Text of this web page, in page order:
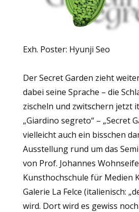
Exh. Poster: Hyunji Seo
DerSecret Garden zieht
dabei seine Sprache – die
zischeln und zwitschern jetzt
„Giardino segreto“ – „Secret
vielleicht auch ein bisschen
Ausstellung rund um das
von Prof. Johannes
Kunsthochschule für Medien
Galerie La Felce (italienisch:
wird. Dort wird es gewiss